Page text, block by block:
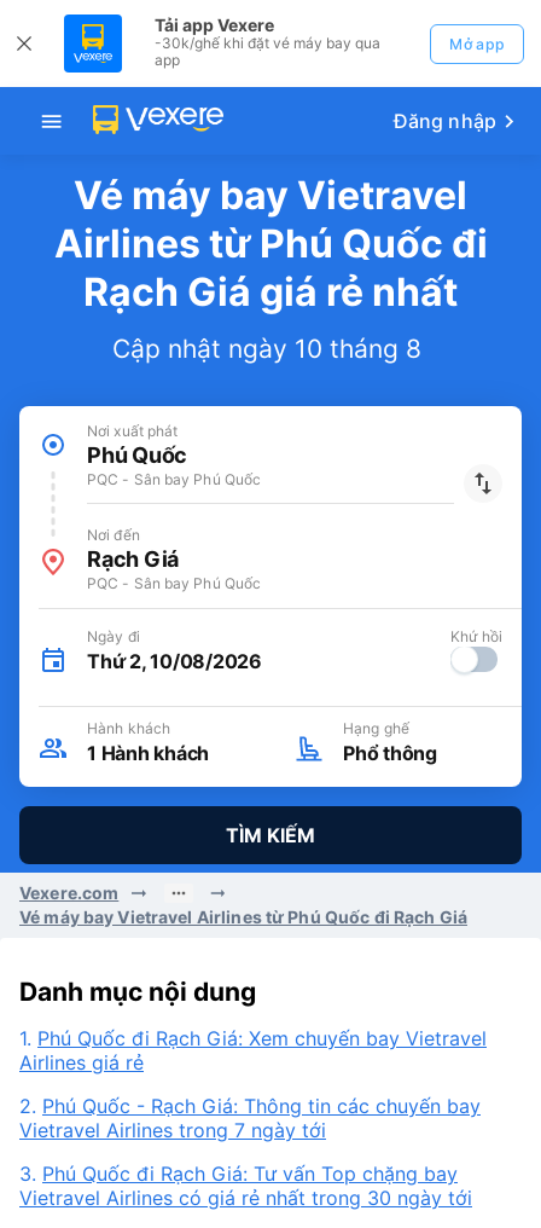
Tải app Vexere
-30k/ghế khi đặt vé máy bay qua
app
Mở app
Đăng nhập
Vé máy bay Vietravel
Airlines từ Phú Quốc đi
Rạch Giá giá rẻ nhất
Cập nhật ngày 10 tháng 8
Nơi xuất phát
Phú Quốc
PQC - Sân bay Phú Quốc
Nơi đến
Rạch Giá
PQC - Sân bay Phú Quốc
Ngày đi
Thứ 2, 10/08/2026
Khứ hồi
Hành khách
1 Hành khách
Hạng ghế
Phổ thông
TÌM KIẾM
Vexere.com
Vé máy bay Vietravel Airlines từ Phú Quốc đi Rạch Giá
Danh mục nội dung
1. Phú Quốc đi Rạch Giá: Xem chuyến bay Vietravel
Airlines giá rẻ
2. Phú Quốc - Rạch Giá: Thông tin các chuyến bay
Vietravel Airlines trong 7 ngày tới
3. Phú Quốc đi Rạch Giá: Tư vấn Top chặng bay
Vietravel Airlines có giá rẻ nhất trong 30 ngày tới